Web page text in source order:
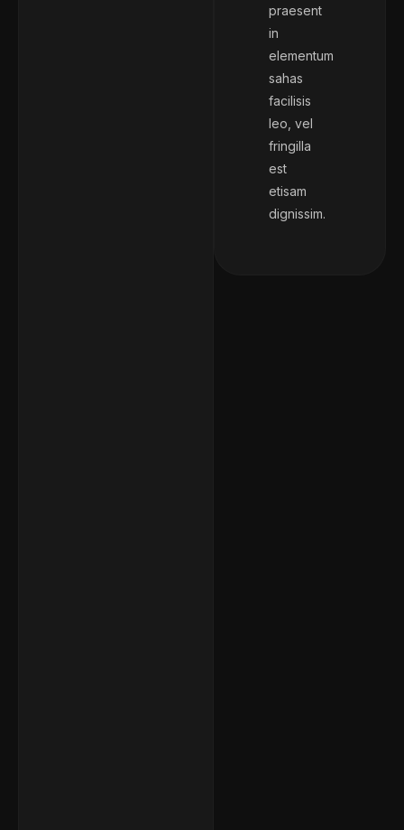
praesent
in
elementum
sahas
facilisis
leo, vel
fringilla
est
etisam
dignissim.